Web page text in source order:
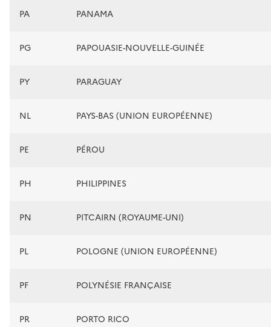
PA PANAMA
PG PAPOUASIE-NOUVELLE-GUINÉE
PY PARAGUAY
NL PAYS-BAS (UNION EUROPÉENNE)
PE PÉROU
PH PHILIPPINES
PN PITCAIRN (ROYAUME-UNI)
PL POLOGNE (UNION EUROPÉENNE)
PF POLYNÉSIE FRANÇAISE
PR PORTO RICO